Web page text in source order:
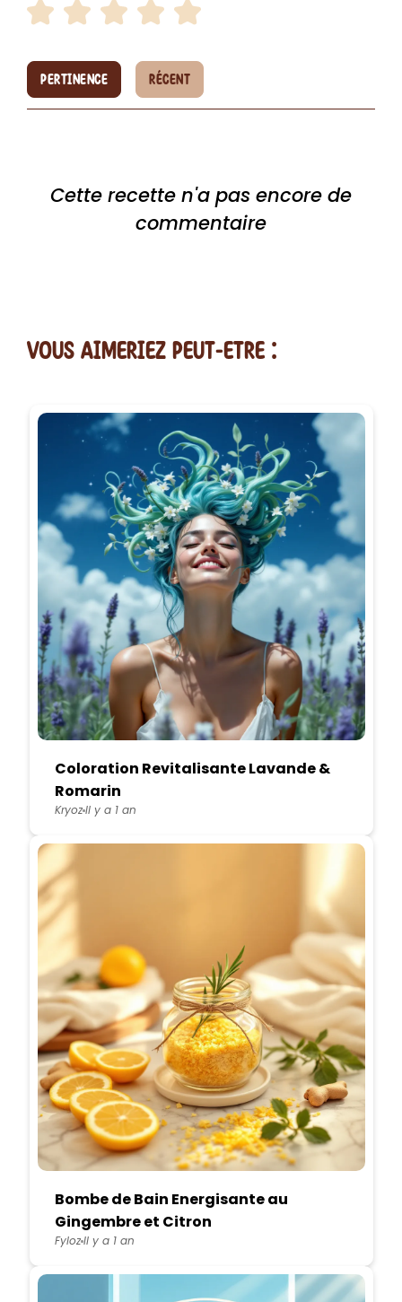
PERTINENCE RÉCENT
Cette recette n'a pas encore de
commentaire
vous AIMERiEZ PEUT-ETRE :
Coloration Revitalisante Lavande &
Romarin
KryozIl y a 1 an
Bombe de Bain Energisante au
Gingembre et Citron
FylozIl y a 1 an